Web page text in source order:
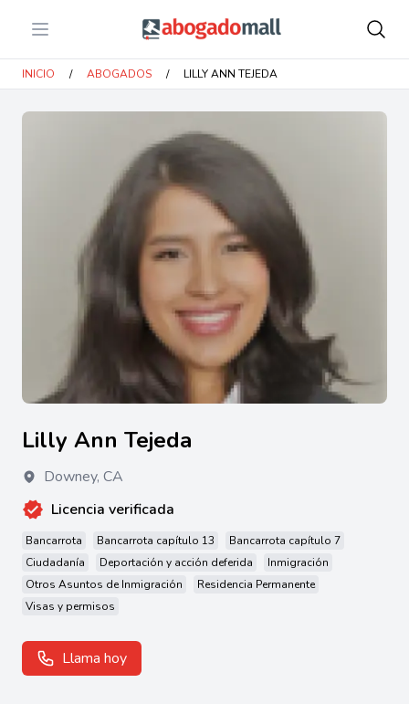
Open menu Abogadomall
INICIO / ABOGADOS / LILLY ANN TEJEDA
Lilly Ann Tejeda
Downey, CA
Licencia verificada
Bancarrota Bancarrota capítulo 13
Bancarrota capítulo 7
Ciudadanía
Deportación y acción deferida
Inmigración
Otros Asuntos de Inmigración
Residencia Permanente
Visas y permisos
Llama hoy